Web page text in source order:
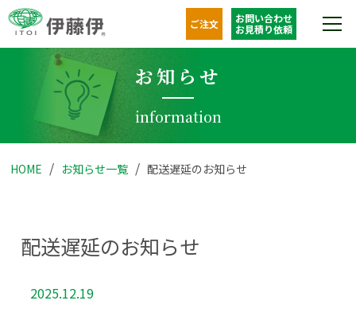
ご注文
お問い合わせ
お見積り依頼
お知らせ
information
HOME お知らせ一覧 配送遅延のお知らせ
配送遅延のお知らせ
2025.12.19